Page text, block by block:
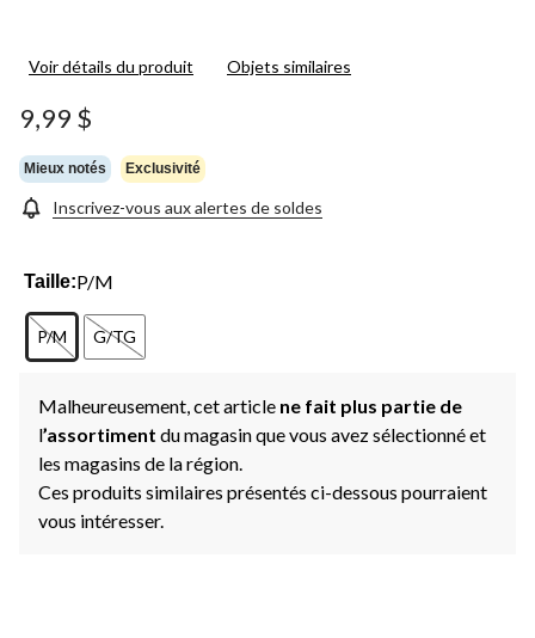
Voir détails du produit Objets similaires
9,99 $
Mieux notés Exclusivité
Inscrivez-vous aux alertes de soldes
Taille:P/M
P/M G/TG
Malheureusement, cet article ne fait plus partie de
l’assortiment du magasin que vous avez sélectionné et
les magasins de la région.
Ces produits similaires présentés ci-dessous pourraient
vous intéresser.